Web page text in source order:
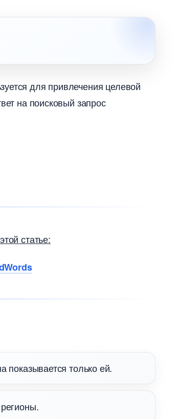
для привлечения целевой
на поисковый запрос
статье:
показывается только ей.